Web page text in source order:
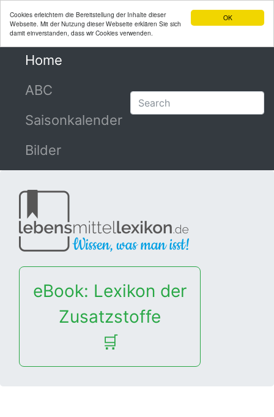
OK
Cookies erleichtern die Bereitstellung der Inhalte dieser
Webseite. Mit der Nutzung dieser Webseite erklären Sie sich
damit einverstanden, dass wir Cookies verwenden.
Home
ABC
Saisonkalender
Bilder
eBook: Lexikon der
Zusatzstoffe
🛒